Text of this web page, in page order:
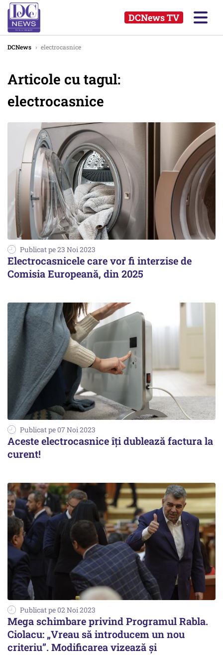
DCNews TV
DCNews › electrocasnice
Articole cu tagul:
electrocasnice
Publicat pe 23 Noi 2023
Electrocasnicele care vor fi interzise de
Comisia Europeană, din 2025
Publicat pe 07 Noi 2023
Aceste electrocasnice îți dublează factura la
curent!
Publicat pe 02 Noi 2023
Mega schimbare privind Programul Rabla.
Ciolacu: „Vreau să introducem un nou
criteriu”. Modificarea vizează și